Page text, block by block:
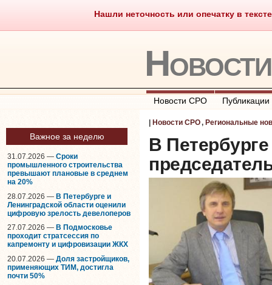
Нашли неточность или опечатку в
Саморегулирование Что
Новости СРО Публикации
Важное за неделю
31.07.2026 — Сроки
промышленного строительства
превышают плановые в среднем
на 20%
28.07.2026 — В Петербурге и
Ленинградской области оценили
цифровую зрелость девелоперов
27.07.2026 — В Подмосковье
проходит стратсессия по
капремонту и цифровизации ЖКХ
20.07.2026 — Доля застройщиков,
применяющих ТИМ, достигла
почти 50%
Новости СРО, Региональные
В